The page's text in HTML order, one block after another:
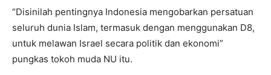
“Disinilah pentingnya Indonesia mengobarkan persatuan
seluruh dunia Islam, termasuk dengan menggunakan D8,
untuk melawan Israel secara politik dan ekonomi”
pungkas tokoh muda NU itu.